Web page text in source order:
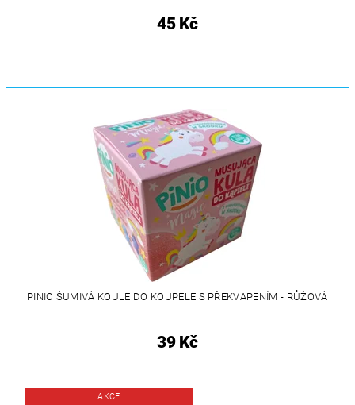
45 Kč
PINIO ŠUMIVÁ KOULE DO KOUPELE S PŘEKVAPENÍM - RŮŽOVÁ
39 Kč
AKCE